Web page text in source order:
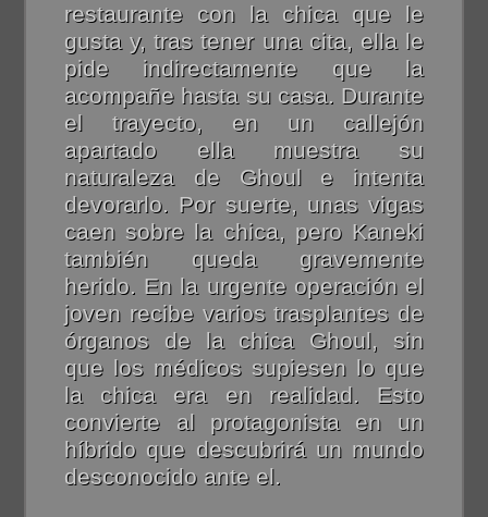
restaurante con la chica que le
gusta y, tras tener una cita, ella le
pide indirectamente que la
acompañe hasta su casa. Durante
el trayecto, en un callejón
apartado ella muestra su
naturaleza de Ghoul e intenta
devorarlo. Por suerte, unas vigas
caen sobre la chica, pero Kaneki
también queda gravemente
herido. En la urgente operación el
joven recibe varios trasplantes de
órganos de la chica Ghoul, sin
que los médicos supiesen lo que
la chica era en realidad. Esto
convierte al protagonista en un
híbrido que descubrirá un mundo
desconocido ante el.